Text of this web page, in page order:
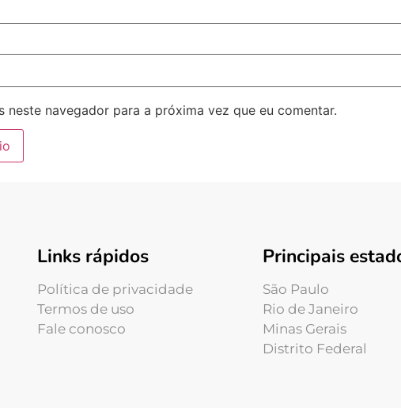
neste navegador para a próxima vez que eu comentar.
Links rápidos
Política de privacidade
Termos de uso
Fale conosco
Principais
São Paulo
Rio de Janeiro
Minas Gerais
Distrito Federal